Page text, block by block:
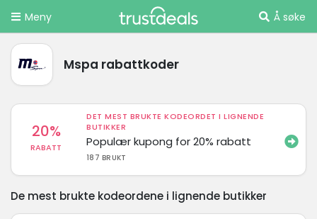
Meny Å søke
Mspa rabattkoder
20%
RABATT
DET MEST BRUKTE KODEORDET I LIGNENDE
BUTIKKER
Populær kupong for 20% rabatt
187 BRUKT
De mest brukte kodeordene i lignende butikker